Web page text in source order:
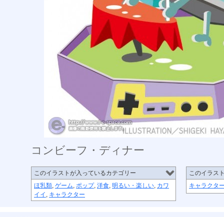
コンビーフ・ディナー
このイラストが入っているカテゴリー
ほ乳類, ゲーム, ポップ, 洋食, 明るい・楽しい, カワ
イイ , キャラクター
このイラス
キャラクタ